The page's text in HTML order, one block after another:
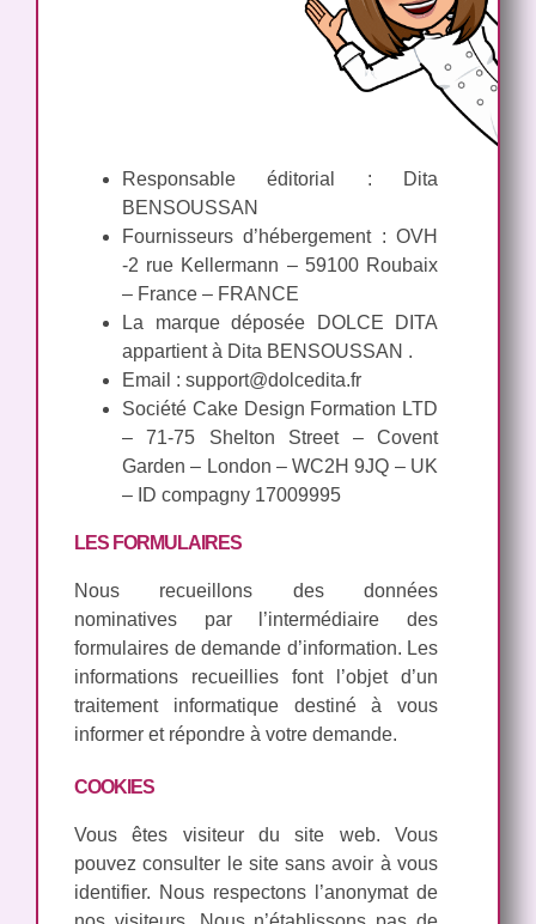
Responsable éditorial : Dita
BENSOUSSAN
Fournisseurs d’hébergement : OVH
-2 rue Kellermann – 59100 Roubaix
– France – FRANCE
La marque déposée DOLCE DITA
appartient à Dita BENSOUSSAN .
Email : support@dolcedita.fr
Société Cake Design Formation LTD
– 71-75 Shelton Street – Covent
Garden – London – WC2H 9JQ – UK
– ID compagny 17009995
LES FORMULAIRES
Nous recueillons des données
nominatives par l’intermédiaire des
formulaires de demande d’information. Les
informations recueillies font l’objet d’un
traitement informatique destiné à vous
informer et répondre à votre demande.
COOKIES
Vous êtes visiteur du site web. Vous
pouvez consulter le site sans avoir à vous
identifier. Nous respectons l’anonymat de